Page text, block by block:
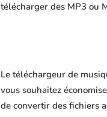
télécharger des MP3 ou
Le téléchargeur de
vous souhaitez
de convertir des fichiers